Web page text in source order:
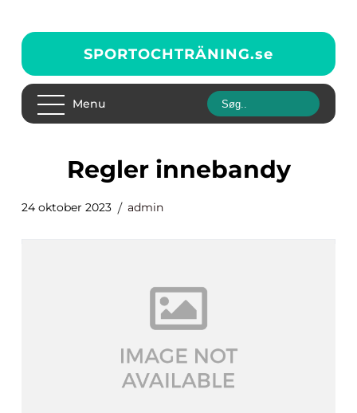
SPORTOCHTRÄNING.se
Menu
regler innebandy
24 oktober 2023 admin